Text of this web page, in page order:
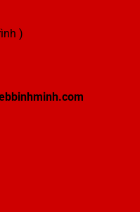
)